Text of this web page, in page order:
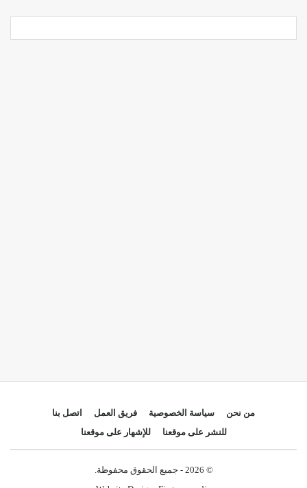
من نحن سياسة الخصوصية فريق العمل
اتصل بنا
للنشر على موقعنا
للإشهار على موقعنا
© 2026 - جميع الحقوق محفوظة.